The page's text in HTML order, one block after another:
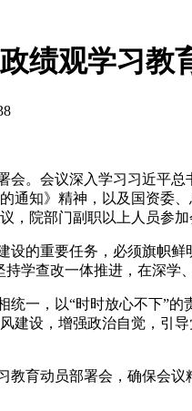
绩观学习教
。会议深入学习习近平
通知》精神，以及国资委
，院部门副职以上人员参加
的重要任务，必须旗帜
学查改一体推进，在深学
一，以“时时放心不下”
建设，增强政治自觉，引
育动员部署会，确保会议